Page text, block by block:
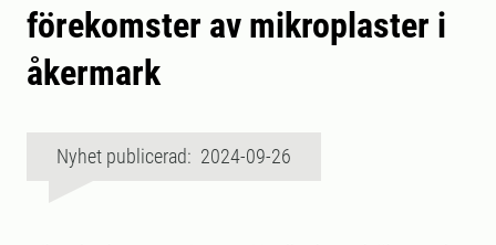
förekomster av mikroplaster i
åkermark
Nyhet publicerad: 2024-09-26